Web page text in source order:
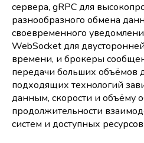
сервера, gRPC для
разнообразного обмена
своевременного
WebSocket для
времени, и брокеры
передачи больших объёмов
подходящих технологий
данным, скорости и объёму
продолжительности
систем и доступных ресурсов.